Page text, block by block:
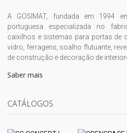
A GOSIMAT, fundada em 1994
portuguesa especializada no
caixilhos e sistemas para portas de
vidro, ferragens, soalho flutuante,
de construção e decoração de
Saber mais
CATÁLOGOS